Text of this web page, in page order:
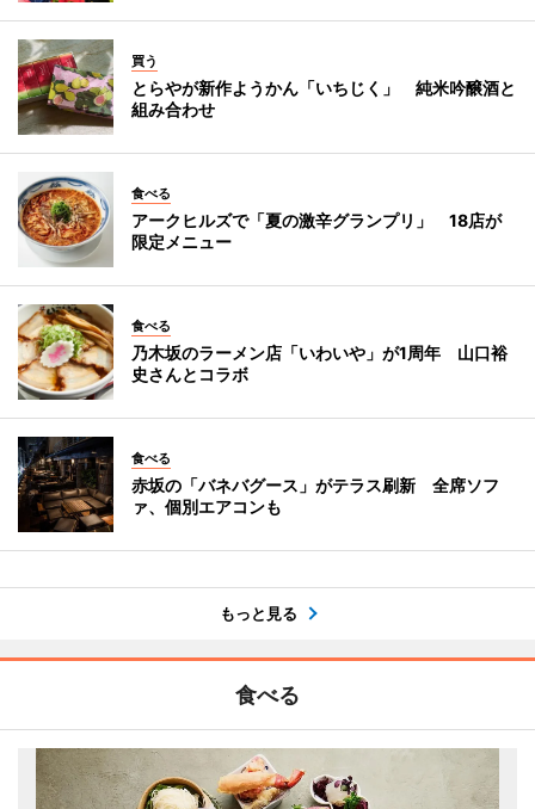
買う
とらやが新作ようかん「いちじく」 純米吟醸酒と
組み合わせ
食べる
アークヒルズで「夏の激辛グランプリ」 18店が
限定メニュー
食べる
乃木坂のラーメン店「いわいや」が1周年 山口裕
史さんとコラボ
食べる
赤坂の「バネバグース」がテラス刷新 全席ソフ
ァ、個別エアコンも
もっと見る
食べる